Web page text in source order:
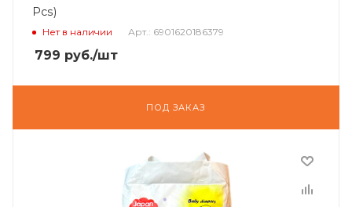
Pcs)
Нет в наличии Арт.: 6901620186379
799 руб./шт
ПОД ЗАКАЗ